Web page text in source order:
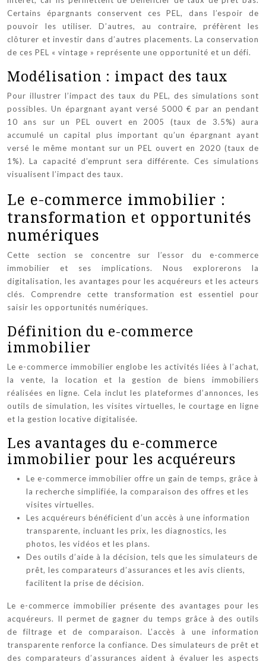
Certains épargnants conservent ces PEL, dans l’espoir de
pouvoir les utiliser. D’autres, au contraire, préfèrent les
clôturer et investir dans d’autres placements. La conservation
de ces PEL « vintage » représente une opportunité et un défi.
Modélisation : impact des taux
Pour illustrer l’impact des taux du PEL, des simulations sont
possibles. Un épargnant ayant versé 5000 € par an pendant
10 ans sur un PEL ouvert en 2005 (taux de 3.5%) aura
accumulé un capital plus important qu’un épargnant ayant
versé le même montant sur un PEL ouvert en 2020 (taux de
1%). La capacité d’emprunt sera différente. Ces simulations
visualisent l’impact des taux.
Le e-commerce immobilier :
transformation et opportunités
numériques
Cette section se concentre sur l’essor du e-commerce
immobilier et ses implications. Nous explorerons la
digitalisation, les avantages pour les acquéreurs et les acteurs
clés. Comprendre cette transformation est essentiel pour
saisir les opportunités numériques.
Définition du e-commerce
immobilier
Le e-commerce immobilier englobe les activités liées à l’achat,
la vente, la location et la gestion de biens immobiliers
réalisées en ligne. Cela inclut les plateformes d’annonces, les
outils de simulation, les visites virtuelles, le courtage en ligne
et la gestion locative digitalisée.
Les avantages du e-commerce
immobilier pour les acquéreurs
Le e-commerce immobilier offre un gain de temps, grâce à
la recherche simplifiée, la comparaison des offres et les
visites virtuelles.
Les acquéreurs bénéficient d’un accès à une information
transparente, incluant les prix, les diagnostics, les
photos, les vidéos et les plans.
Des outils d’aide à la décision, tels que les simulateurs de
prêt, les comparateurs d’assurances et les avis clients,
facilitent la prise de décision.
Le e-commerce immobilier présente des avantages pour les
acquéreurs. Il permet de gagner du temps grâce à des outils
de filtrage et de comparaison. L’accès à une information
transparente renforce la confiance. Des simulateurs de prêt et
des comparateurs d’assurances aident à évaluer les aspects